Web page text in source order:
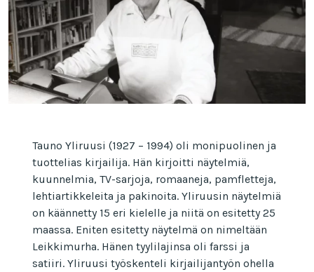
Tauno Yliruusi (1927 – 1994) oli monipuolinen ja
tuottelias kirjailija. Hän kirjoitti näytelmiä,
kuunnelmia, TV-sarjoja, romaaneja, pamfletteja,
lehtiartikkeleita ja pakinoita. Yliruusin näytelmiä
on käännetty 15 eri kielelle ja niitä on esitetty 25
maassa. Eniten esitetty näytelmä on nimeltään
Leikkimurha. Hänen tyylilajinsa oli farssi ja
satiiri. Yliruusi työskenteli kirjailijantyön ohella